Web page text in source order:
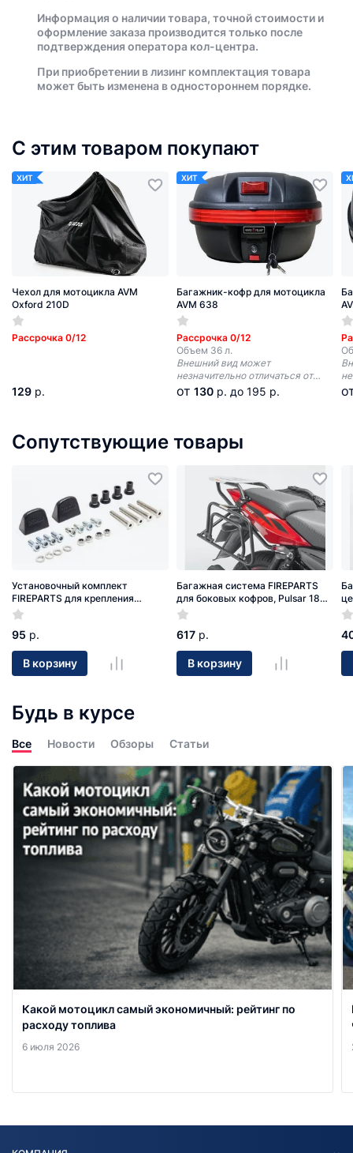
Информация о наличии товара, точной стоимости и
оформление заказа производится только после
подтверждения оператора кол-центра.
При приобретении в лизинг комплектация товара
может быть изменена в одностороннем порядке.
С этим товаром покупают
ХИТ
Чехол для мотоцикла AVM
Oxford 210D
Рассрочка 0/12
129 р.
ХИТ
Багажник-кофр для мотоцикла
AVM 638
Рассрочка 0/12
Объем 36 л.
Внешний вид может
незначительно отличаться от
изображения*
от 130 р. до 195 р.
Сопутствующие товары
Установочный комплект
FIREPARTS для крепления
боковых кофров с системой
MONOKEY (PN100.045)
95 р.
В корзину
Багажная система FIREPARTS
для боковых кофров, Pulsar 180
(PN006371)
617 р.
В корзину
Будь в курсе
Все Новости Обзоры Статьи
Какой мотоцикл самый экономичный: рейтинг по
расходу топлива
6 июля 2026